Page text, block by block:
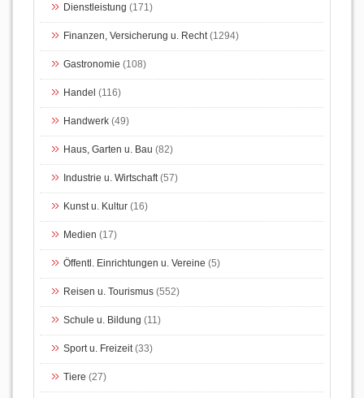
Dienstleistung (171)
Finanzen, Versicherung u. Recht(1294)
Gastronomie (108)
Handel (116)
Handwerk (49)
Haus, Garten u. Bau (82)
Industrie u. Wirtschaft(57)
Kunst u. Kultur (16)
Medien (17)
Öffentl. Einrichtungen u. Vereine (5)
Reisen u. Tourismus (552)
Schule u. Bildung (11)
Sport u. Freizeit(33)
Tiere (27)